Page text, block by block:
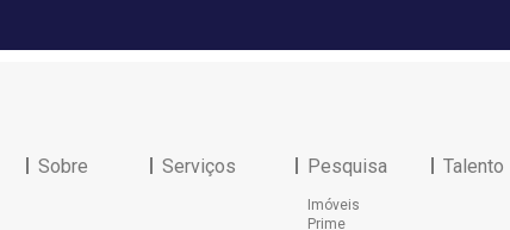
Sobre Serviços Pesquisa
Imóveis
Prime
Talento